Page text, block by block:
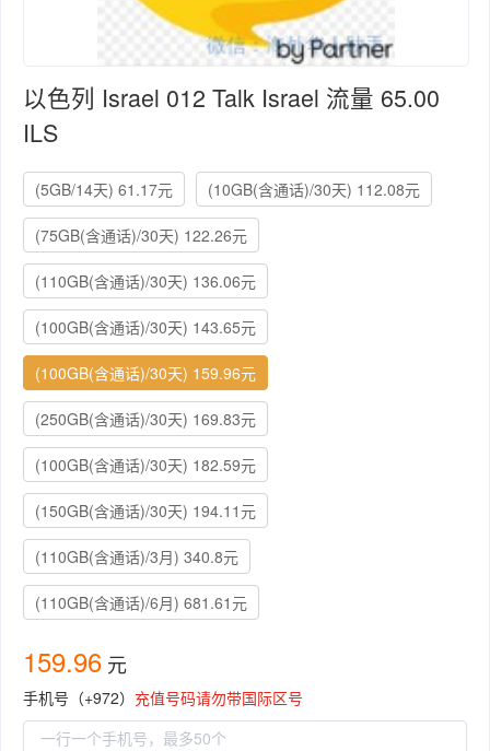
以色列 Israel 012 Talk Israel 流量 65.00
ILS
(5GB/14天) 61.17元 (10GB(含通话)/30天) 112.08元
(75GB(含通话)/30天) 122.26元
(110GB(含通话)/30天) 136.06元
(100GB(含通话)/30天) 143.65元
(100GB(含通话)/30天) 159.96元
(250GB(含通话)/30天) 169.83元
(100GB(含通话)/30天) 182.59元
(150GB(含通话)/30天) 194.11元
(110GB(含通话)/3月) 340.8元
(110GB(含通话)/6月) 681.61元
159.96 元
手机号（+972） 充值号码请勿带国际区号